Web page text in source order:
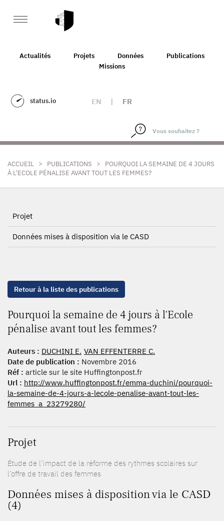
Actualités Projets Données
Publications
Missions
status.io EN | FR
ACCUEIL > PUBLICATIONS >
POURQUOI LA SEMAINE DE 4 JOURS
À L'ECOLE PÉNALISE AVANT TOUT LES FEMMES?
Projet
Données mises à disposition via le CASD
Retour à la liste des publications
Pourquoi la semaine de 4 jours à l'Ecole
pénalise avant tout les femmes?
Auteurs : DUCHINI E. VAN EFFENTERRE C.
Date de publication : Novembre 2016
Réf : article sur le site Huffingtonpost.fr
Url : http://www.huffingtonpost.fr/emma-duchini/pourquoi-
la-semaine-de-4-jours-a-lecole-penalise-avant-tout-les-
femmes_a_23279280/
Projet
Étude de l’impact de la réforme des rythmes scolaires sur
l’offre de travail des femmes
Données mises à disposition via le CASD
(4)